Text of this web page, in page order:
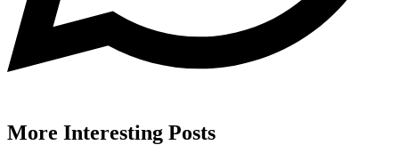
More Interesting Posts